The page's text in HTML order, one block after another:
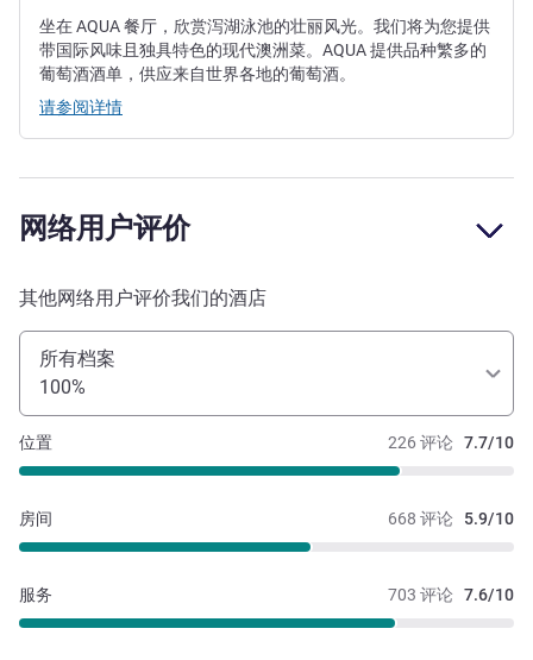
坐在 AQUA 餐厅，欣赏泻湖泳池的壮丽风光。我们将为您提供
带国际风味且独具特色的现代澳洲菜。AQUA 提供品种繁多的
葡萄酒酒单，供应来自世界各地的葡萄酒。
请参阅详情
网络用户评价
其他网络用户评价我们的酒店
所有档案
100%
226 评论 7.7/10
位置
668 评论 5.9/10
房间
703 评论 7.6/10
服务